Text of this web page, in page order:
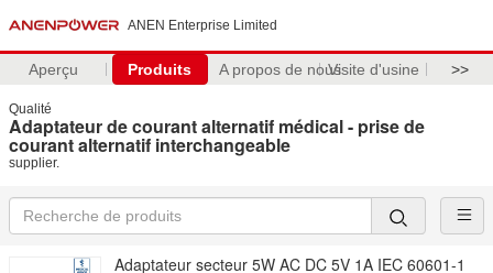
ANEN Enterprise Limited
Aperçu Produits A propos de nousVisite d'usine >>
Qualité
Adaptateur de courant alternatif médical - prise de
courant alternatif interchangeable
supplier.
Adaptateur secteur 5W AC DC 5V 1A IEC 60601-1